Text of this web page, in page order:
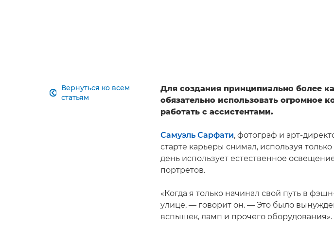
Вернуться ко всем
статьям

Для создания принципиально более
обязательно использовать огромное
работать с ассистентами.
Самуэль Сарфати, фотограф и арт-
старте карьеры снимал, используя
день использует естественное
портретов.
«Когда я только начинал свой путь в
улице, — говорит он. — Это было
вспышек, ламп и прочего оборудования».